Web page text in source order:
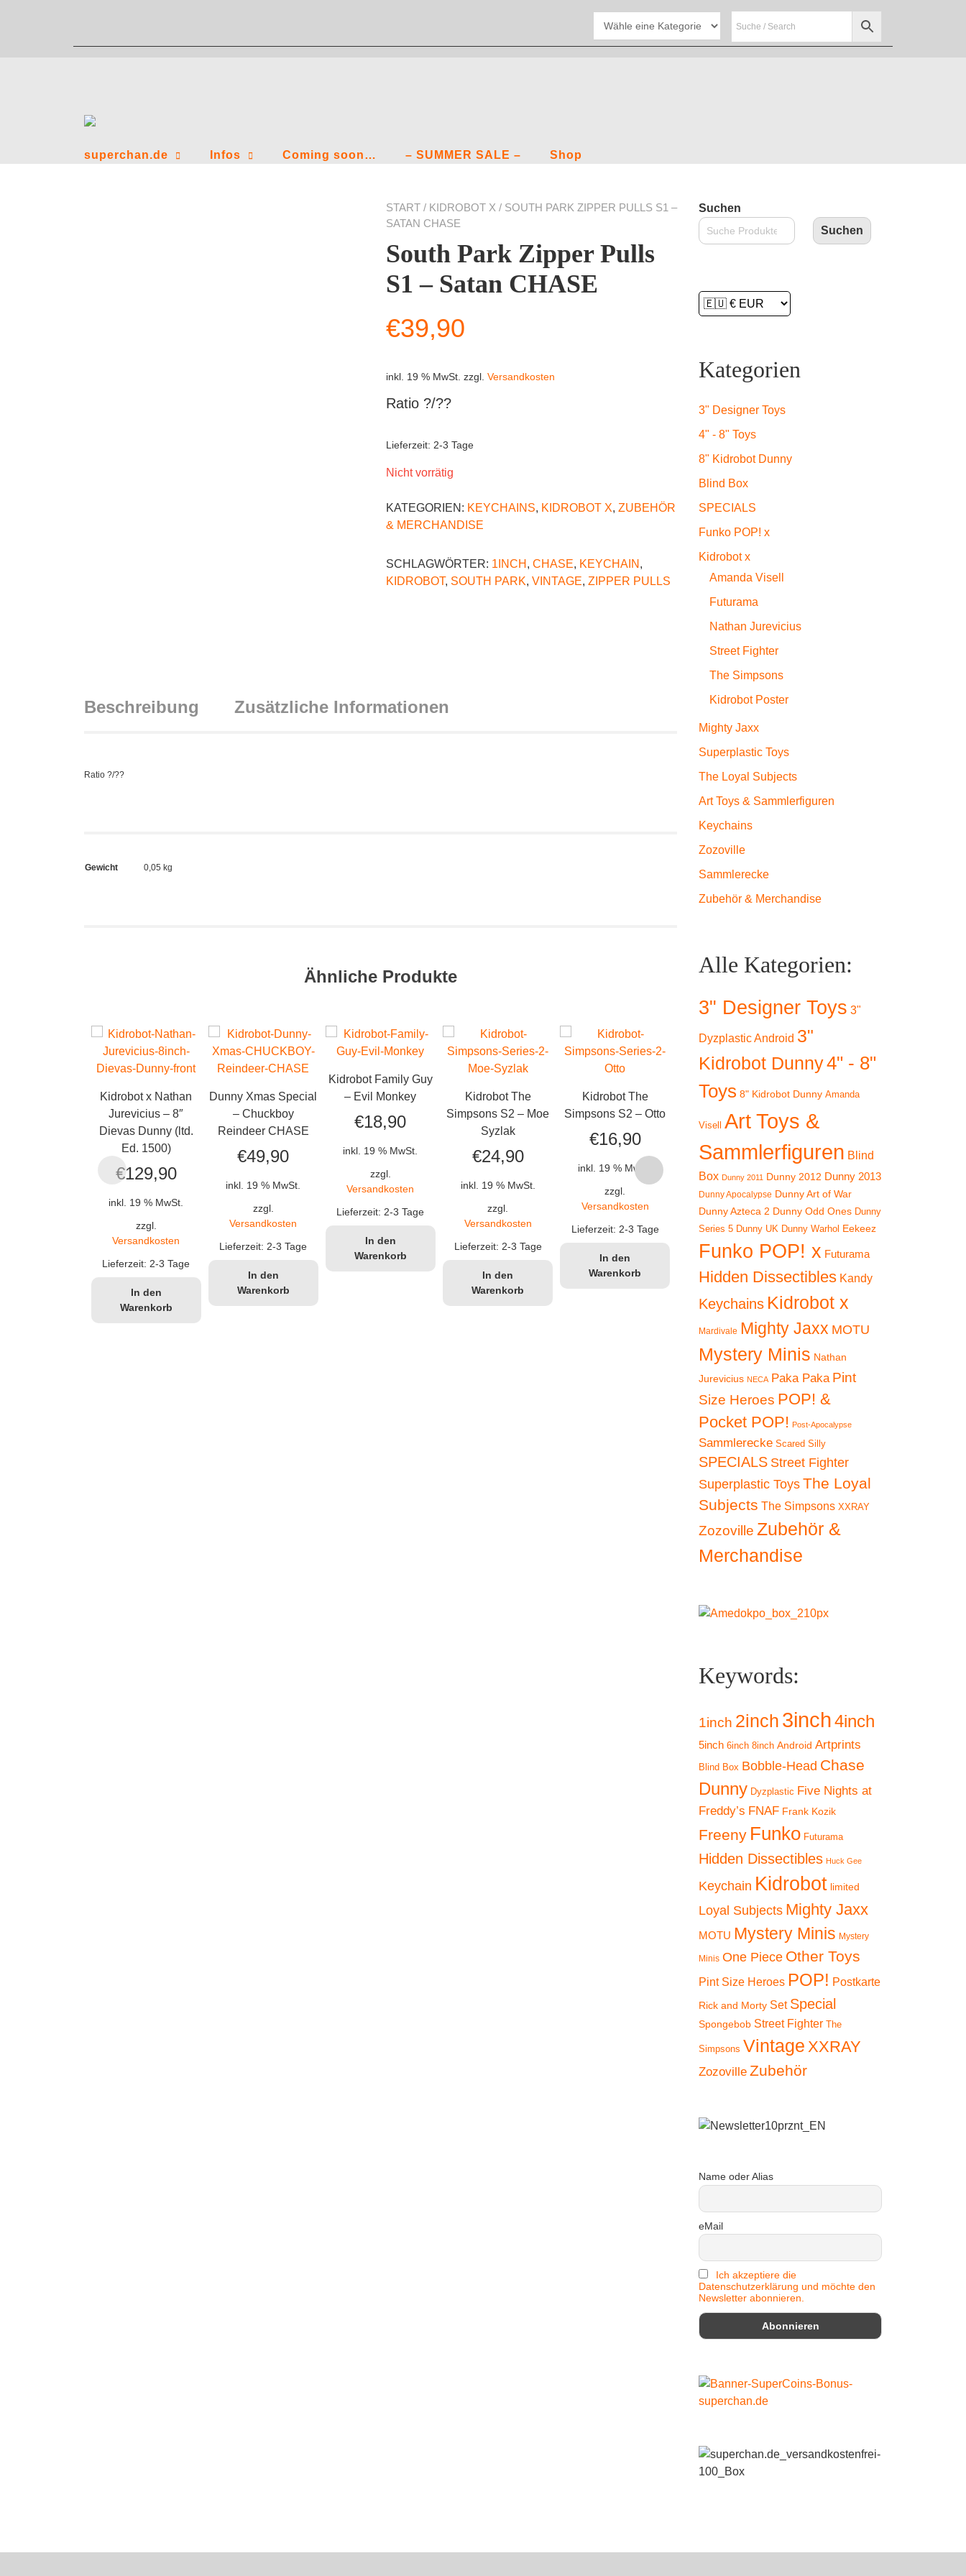
superchan.de Infos Coming soon… – SUMMER SALE – Shop
START / KIDROBOT X / SOUTH PARK ZIPPER PULLS S1 –
SATAN CHASE
South Park Zipper Pulls
S1 – Satan CHASE
€39,90
inkl. 19 % MwSt. zzgl. Versandkosten
Ratio ?/??
Lieferzeit: 2-3 Tage
Nicht vorrätig
KATEGORIEN: KEYCHAINS, KIDROBOT X, ZUBEHÖR
& MERCHANDISE
SCHLAGWÖRTER: 1INCH , CHASE, KEYCHAIN ,
KIDROBOT, SOUTH PARK, VINTAGE, ZIPPER PULLS
Beschreibung Zusätzliche Informationen
Ratio ?/??
Gewicht 0,05 kg
Ähnliche Produkte
Kidrobot x Nathan
Jurevicius – 8″
Dievas Dunny (ltd.
Ed. 1500)
€129,90
inkl. 19 % MwSt.
zzgl.
Versandkosten
Lieferzeit: 2-3 Tage
In den
Warenkorb
Dunny Xmas Special
– Chuckboy
Reindeer CHASE
€49,90
inkl. 19 % MwSt.
zzgl.
Versandkosten
Lieferzeit: 2-3 Tage
In den
Warenkorb
Kidrobot Family Guy
– Evil Monkey
€18,90
inkl. 19 % MwSt.
zzgl.
Versandkosten
Lieferzeit: 2-3 Tage
In den
Warenkorb
Kidrobot The
Simpsons S2 – Moe
Syzlak
€24,90
inkl. 19 % MwSt.
zzgl.
Versandkosten
Lieferzeit: 2-3 Tage
In den
Warenkorb
Kidrobot The
Simpsons S2 – Otto
€16,90
inkl. 19 % MwSt.
zzgl.
Versandkosten
Lieferzeit: 2-3 Tage
In den
Warenkorb
Kidrobot 8″ (20 cm)
Mecha Dunny (org.
Silver) by Frank
Kozik
€169,90
inkl. 19 % MwSt.
zzgl.
Warenkorb
Kidrobot Clark
Magazine: Special
Bubblelove
Exclusive Dunny (lt.
Ed. 350) – sealed!!!
€
inkl. 19 % MwSt.
Versandkosten
Lieferzeit: 2-3 Tage
In den
Warenkorb
Suchen
Suchen
Kategorien
3" Designer Toys
4" - 8" Toys
8" Kidrobot Dunny
Blind Box
SPECIALS
Funko POP! x
Kidrobot x
Amanda Visell
Futurama
Nathan Jurevicius
Street Fighter
The Simpsons
Kidrobot Poster
Mighty Jaxx
Superplastic Toys
The Loyal Subjects
Art Toys & Sammlerfiguren
Keychains
Zozoville
Sammlerecke
Zubehör & Merchandise
Alle Kategorien:
3" Designer Toys 3"
Dyzplastic Android 3"
Kidrobot Dunny4" - 8"
Toys 8" Kidrobot Dunny Amanda
Visell
Art Toys &
Sammlerfiguren Blind
Box Dunny 2011 Dunny 2012 Dunny 2013
Dunny Apocalypse Dunny Art of War
Dunny Azteca 2 Dunny Odd Ones Dunny
Series 5 Dunny UK Dunny Warhol Eekeez
Funko POP! x Futurama
Hidden Dissectibles Kandy
Keychains Kidrobot x
Mardivale Mighty Jaxx MOTU
Mystery Minis Nathan
Jurevicius NECA Paka Paka Pint
Size Heroes POP! &
Pocket POP! Post-Apocalypse
Sammlerecke Scared Silly
SPECIALS Street Fighter
Superplastic ToysThe Loyal
Subjects The Simpsons XXRAY
Zozoville Zubehör &
Merchandise
Keywords:
1inch 2inch 3inch4inch
5inch 6inch 8inch Android Artprints
Blind Box Bobble-Head Chase
Dunny Dyzplastic Five Nights at
Freddy’s FNAF Frank Kozik
Freeny Funko Futurama
Hidden Dissectibles Huck Gee
Keychain Kidrobot limited
Loyal Subjects Mighty Jaxx
MOTU Mystery Minis Mystery
Minis One Piece Other Toys
Pint Size Heroes POP! Postkarte
Rick and Morty Set Special
Spongebob Street Fighter The
Simpsons Vintage XXRAY
Zozoville Zubehör
Name oder Alias
eMail
Ich akzeptiere die
Datenschutzerklärung und möchte den
Newsletter abonnieren.